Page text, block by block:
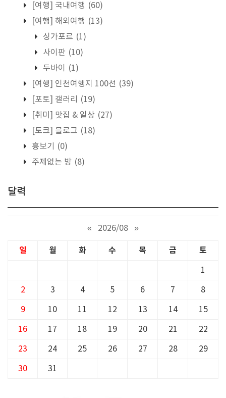
[여행] 국내여행 (60)
[여행] 해외여행 (13)
싱가포르 (1)
사이판 (10)
두바이
(1)
[여행] 인천여행지 100선 (39)
[포토] 갤러리
(19)
[취미] 맛집 & 일상 (27)
[토크] 블로그 (18)
흉보기
(0)
주제없는 방 (8)
달력
« 2026/08 »
일 월 화 수 목 금 토
1
2 3 4 5 6 7 8
9 10 11 12 13 14 15
16 17 18 19 20 21 22
23 24 25 26 27 28 29
30 31